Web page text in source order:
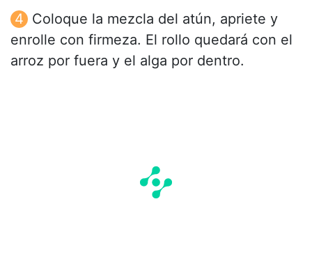
Coloque la mezcla del atún, apriete y
enrolle con firmeza. El rollo quedará con el
arroz por fuera y el alga por dentro.